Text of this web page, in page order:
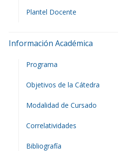
Plantel Docente
Información Académica
Programa
Objetivos de la Cátedra
Modalidad de Cursado
Correlatividades
Bibliografía